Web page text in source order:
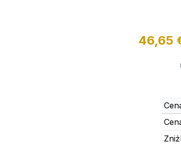
46,65